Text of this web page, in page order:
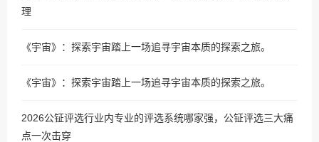
理
《宇宙》：探索宇宙踏上一场追寻宇宙本质的探索之旅。
《宇宙》：探索宇宙踏上一场追寻宇宙本质的探索之旅。
2026公钲评选行业内专业的评选系统哪家强，公钲评选三大痛
点一次击穿